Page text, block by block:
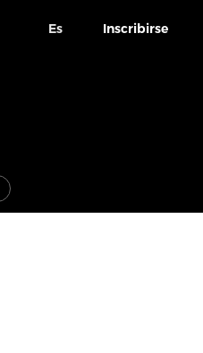
Es Inscribirse